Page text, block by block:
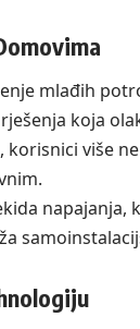
mlađih
koja
više